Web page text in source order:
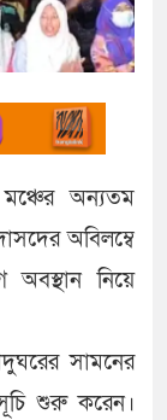
অন্যতম
অবিলম্বে
অবস্থান নিয়ে
সামনের
শুরু করেন।